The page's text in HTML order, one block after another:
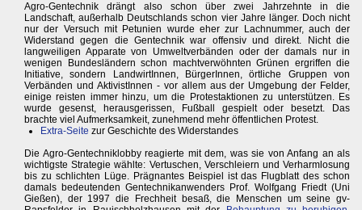
Agro-Gentechnik drängt also schon über zwei Jahrzehnte in die
Landschaft, außerhalb Deutschlands schon vier Jahre länger. Doch nicht
nur der Versuch mit Petunien wurde eher zur Lachnummer, auch der
Widerstand gegen die Gentechnik war offensiv und direkt. Nicht die
langweiligen Apparate von Umweltverbänden oder der damals nur in
wenigen Bundesländern schon machtverwöhnten Grünen ergriffen die
Initiative, sondern LandwirtInnen, BürgerInnen, örtliche Gruppen von
Verbänden und AktivistInnen - vor allem aus der Umgebung der Felder,
einige reisten immer hinzu, um die Protestaktionen zu unterstützen. Es
wurde gesenst, herausgerissen, Fußball gespielt oder besetzt. Das
brachte viel Aufmerksamkeit, zunehmend mehr öffentlichen Protest.
Extra-Seite zur Geschichte des Widerstandes
Die Agro-Gentechniklobby reagierte mit dem, was sie von Anfang an als
wichtigste Strategie wählte: Vertuschen, Verschleiern und Verharmlosung
bis zu schlichten Lüge. Prägnantes Beispiel ist das Flugblatt des schon
damals bedeutenden Gentechnikanwenders Prof. Wolfgang Friedt (Uni
Gießen), der 1997 die Frechheit besaß, die Menschen um seine gv-